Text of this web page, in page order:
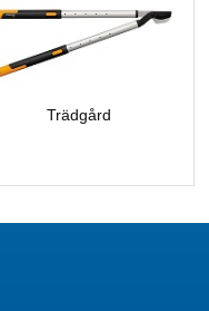
Trädgård